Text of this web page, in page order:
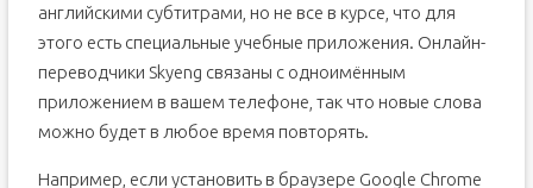
английскими субтитрами, но не все в курсе, что для
этого есть специальные учебные приложения. Онлайн-
переводчики Skyeng связаны с одноимённым
приложением в вашем телефоне, так что новые слова
можно будет в любое время повторять.
Например, если установить в браузере Google Chrome